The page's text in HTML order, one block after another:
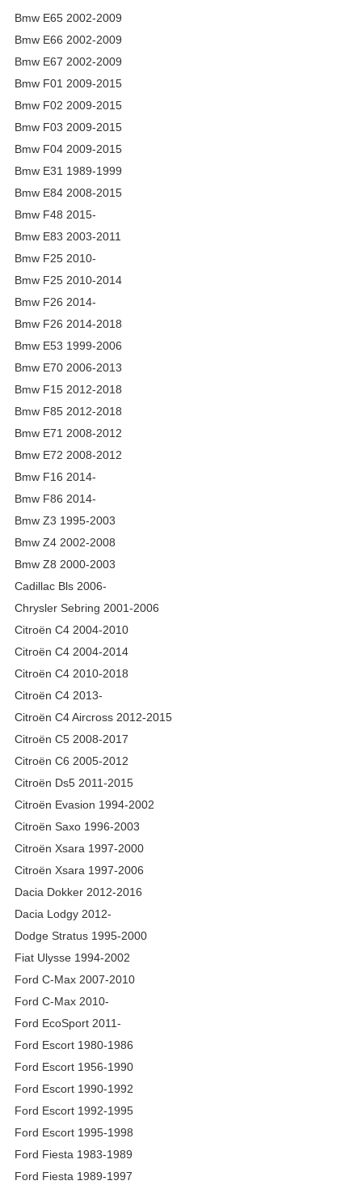
Bmw E65 2002-2009
Bmw E66 2002-2009
Bmw E67 2002-2009
Bmw F01 2009-2015
Bmw F02 2009-2015
Bmw F03 2009-2015
Bmw F04 2009-2015
Bmw E31 1989-1999
Bmw E84 2008-2015
Bmw F48 2015-
Bmw E83 2003-2011
Bmw F25 2010-
Bmw F25 2010-2014
Bmw F26 2014-
Bmw F26 2014-2018
Bmw E53 1999-2006
Bmw E70 2006-2013
Bmw F15 2012-2018
Bmw F85 2012-2018
Bmw E71 2008-2012
Bmw E72 2008-2012
Bmw F16 2014-
Bmw F86 2014-
Bmw Z3 1995-2003
Bmw Z4 2002-2008
Bmw Z8 2000-2003
Cadillac Bls 2006-
Chrysler Sebring 2001-2006
Citroën C4 2004-2010
Citroën C4 2004-2014
Citroën C4 2010-2018
Citroën C4 2013-
Citroën C4 Aircross 2012-2015
Citroën C5 2008-2017
Citroën C6 2005-2012
Citroën Ds5 2011-2015
Citroën Evasion 1994-2002
Citroën Saxo 1996-2003
Citroën Xsara 1997-2000
Citroën Xsara 1997-2006
Dacia Dokker 2012-2016
Dacia Lodgy 2012-
Dodge Stratus 1995-2000
Fiat Ulysse 1994-2002
Ford C-Max 2007-2010
Ford C-Max 2010-
Ford EcoSport 2011-
Ford Escort 1980-1986
Ford Escort 1956-1990
Ford Escort 1990-1992
Ford Escort 1992-1995
Ford Escort 1995-1998
Ford Fiesta 1983-1989
Ford Fiesta 1989-1997